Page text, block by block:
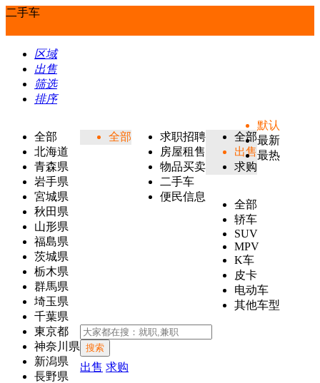
二手车
区域
出售
筛选
排序
全部
北海道
青森県
岩手県
宮城県
秋田県
山形県
福島県
茨城県
栃木県
群馬県
埼玉県
千葉県
東京都
神奈川県
新潟県
長野県
全部
求职招聘
房屋租售
物品买卖
二手车
便民信息
全部
出售
求购
全部
轿车
SUV
MPV
K车
皮卡
电动车
其他车型
默认
最新
最热
搜索
出售 求购